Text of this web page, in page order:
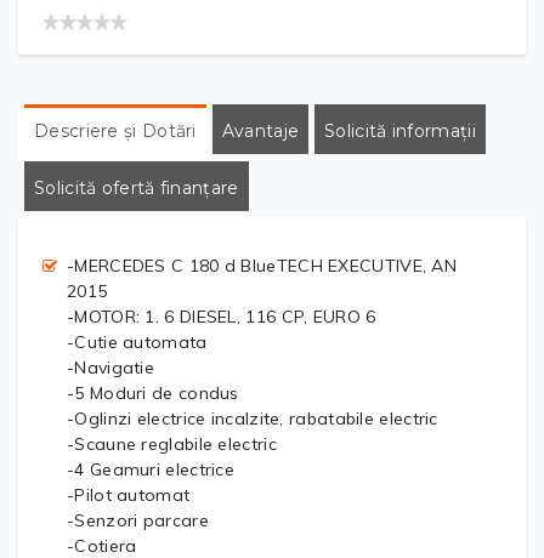
Descriere și Dotări Avantaje Solicită informații
Solicită ofertă finanțare
-MERCEDES C 180 d BlueTECH EXECUTIVE, AN
2015
-MOTOR: 1. 6 DIESEL, 116 CP, EURO 6
-Cutie automata
-Navigatie
-5 Moduri de condus
-Oglinzi electrice incalzite, rabatabile electric
-Scaune reglabile electric
-4 Geamuri electrice
-Pilot automat
-Senzori parcare
-Cotiera